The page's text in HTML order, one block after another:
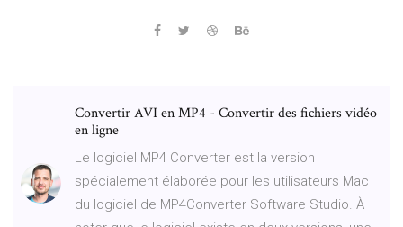
Convertir AVI en MP4 - Convertir des fichiers vidéo
en ligne
Le logiciel MP4 Converter est la version
spécialement élaborée pour les utilisateurs Mac
du logiciel de MP4Converter Software Studio. À